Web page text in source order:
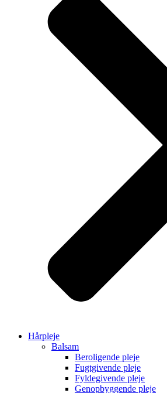
Hårpleje
Balsam
Beroligende pleje
Fugtgivende pleje
Fyldegivende pleje
Genopbyggende pleje